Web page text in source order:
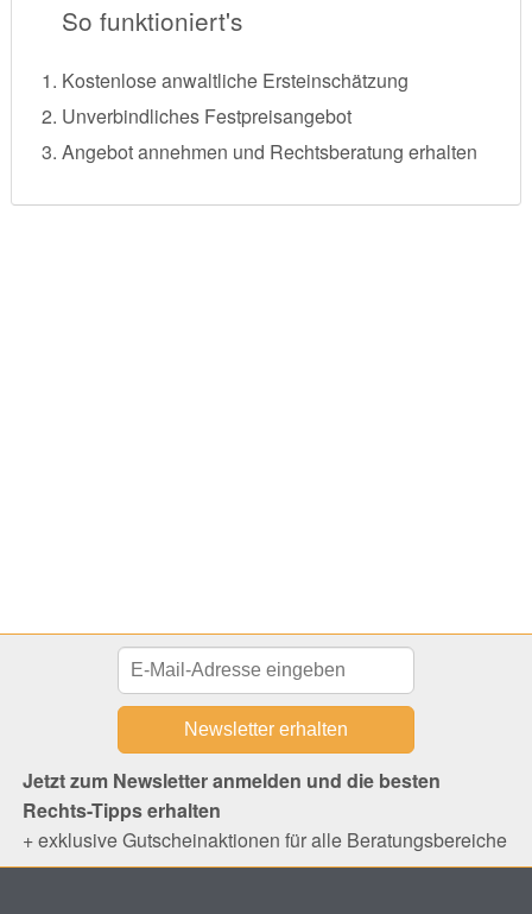
So funktioniert's
Kostenlose anwaltliche Ersteinschätzung
Unverbindliches Festpreisangebot
Angebot annehmen und Rechtsberatung erhalten
Jetzt zum Newsletter anmelden und die besten
Rechts-Tipps erhalten
+ exklusive Gutscheinaktionen für alle Beratungsbereiche